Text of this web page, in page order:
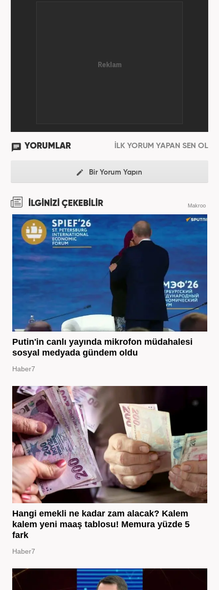
YORUMLAR İLK YORUM YAPAN SEN OL
Bir Yorum Yapın
İLGİNİZİ ÇEKEBİLİR Makroo
Putin'in canlı yayında mikrofon müdahalesi
sosyal medyada gündem oldu
Haber7
Hangi emekli ne kadar zam alacak? Kalem
kalem yeni maaş tablosu! Memura yüzde 5
fark
Haber7